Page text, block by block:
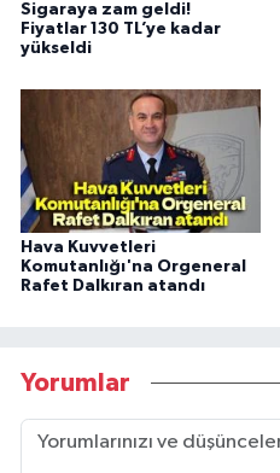
Sigaraya zam geldi!
Fiyatlar 130 TL’ye kadar
yükseldi
Hava Kuvvetleri
Komutanlığı'na Orgeneral
Rafet Dalkıran atandı
Yorumlar